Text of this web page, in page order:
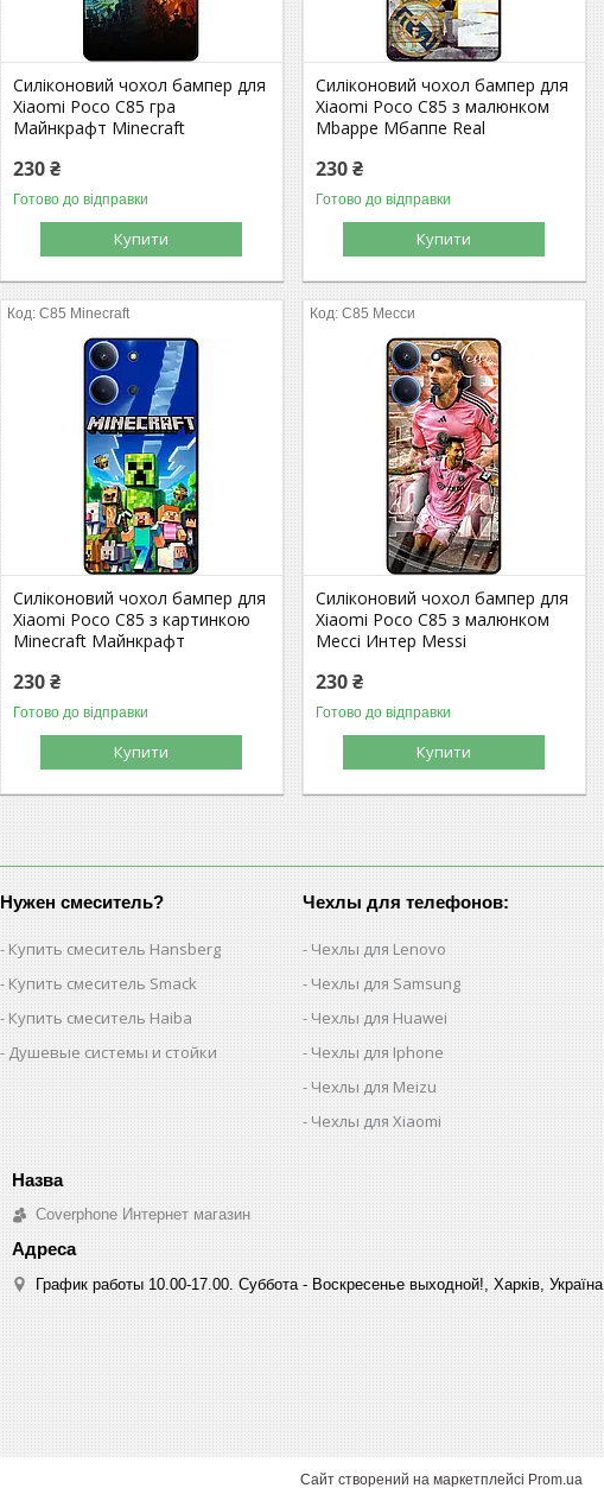
Силіконовий чохол бампер для
Xiaomi Poco C85 гра
Майнкрафт Minecraft
230 ₴
Готово до відправки
Купити
Силіконовий чохол бампер для
Xiaomi Poco C85 з малюнком
Mbappe Мбаппе Real
230 ₴
Готово до відправки
Купити
C85 Minecraft
Силіконовий чохол бампер для
Xiaomi Poco C85 з картинкою
Minecraft Майнкрафт
230 ₴
Готово до відправки
Купити
C85 Месси
Силіконовий чохол бампер для
Xiaomi Poco C85 з малюнком
Мессі Интер Messi
230 ₴
Готово до відправки
Купити
Нужен смеситель?
Купить смеситель Hansberg
Купить смеситель Smack
Купить смеситель Haiba
Душевые системы и стойки
Чехлы для телефонов:
Чехлы для Lenovo
Чехлы для Samsung
Чехлы для Huawei
Чехлы для Iphone
Чехлы для Meizu
Чехлы для Xiaomi
Coverphone Интернет магазин
График работы 10.00-17.00. Суббота - Воскресенье выходной!, Харків, Україна
Сайт створений на маркетплейсі Prom.ua